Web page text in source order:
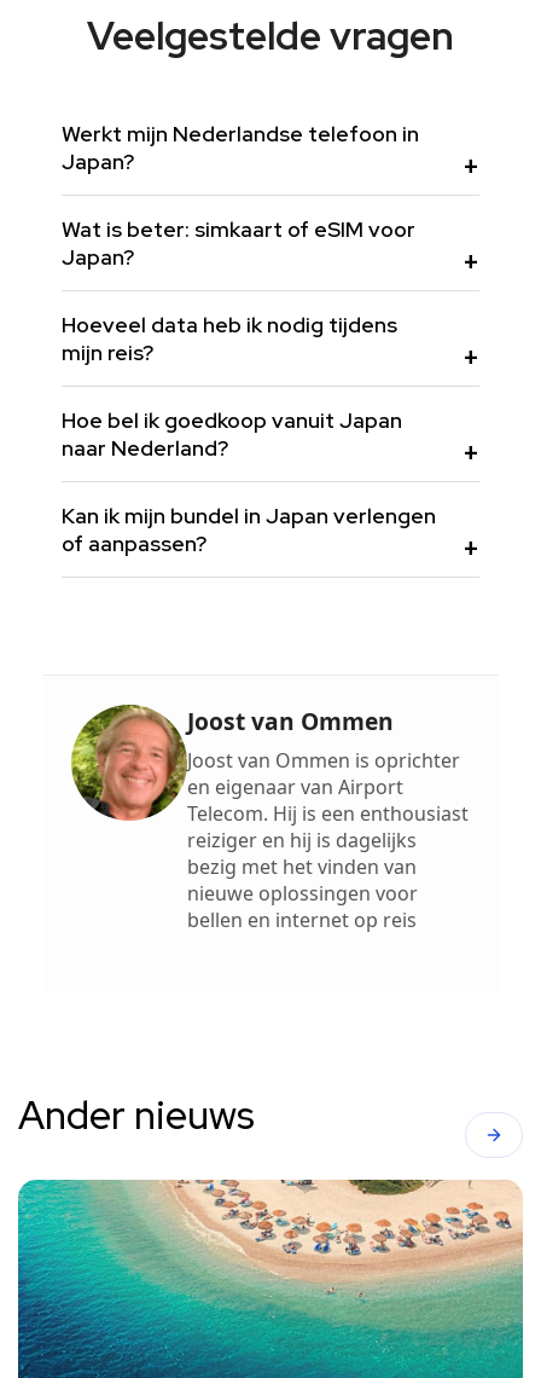
Veelgestelde vragen
Werkt mijn Nederlandse telefoon in
Japan?
Wat is beter: simkaart of eSIM voor
Japan?
Hoeveel data heb ik nodig tijdens
mijn reis?
Hoe bel ik goedkoop vanuit Japan
naar Nederland?
Kan ik mijn bundel in Japan verlengen
of aanpassen?
Joost van Ommen
Joost van Ommen is oprichter
en eigenaar van Airport
Telecom. Hij is een enthousiast
reiziger en hij is dagelijks
bezig met het vinden van
nieuwe oplossingen voor
bellen en internet op reis
Ander nieuws